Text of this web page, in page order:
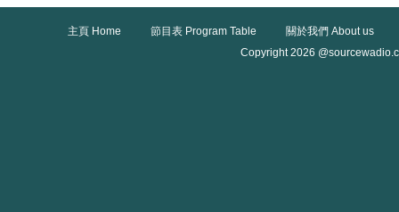
主頁 Home 節目表 Program Table
關於我們 About us
Copyright 2026